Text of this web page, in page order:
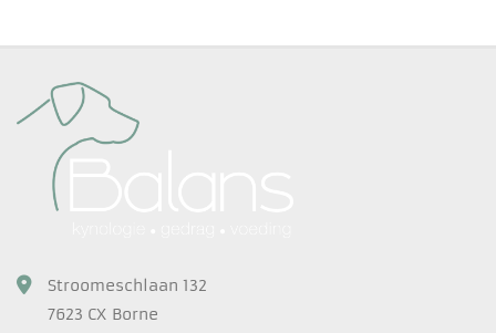
Stroomeschlaan 132
7623 CX Borne